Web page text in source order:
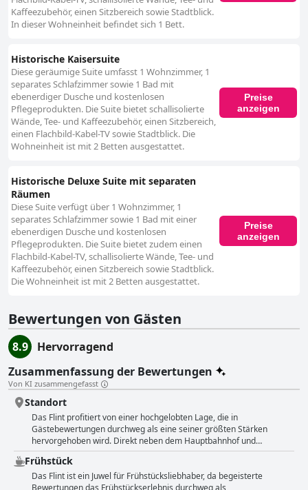
Kaffeezubehör, einen Sitzbereich sowie Stadtblick.
In dieser Wohneinheit befindet sich 1 Bett.
Historische Kaisersuite
Diese geräumige Suite umfasst 1 Wohnzimmer, 1
separates Schlafzimmer sowie 1 Bad mit
ebenerdiger Dusche und kostenlosen
Pflegeprodukten. Die Suite bietet schallisolierte
Wände, Tee- und Kaffeezubehör, einen Sitzbereich,
einen Flachbild-Kabel-TV sowie Stadtblick. Die
Wohneinheit ist mit 2 Betten ausgestattet.
Preise
anzeigen
Historische Deluxe Suite mit separaten
Räumen
Diese Suite verfügt über 1 Wohnzimmer, 1
separates Schlafzimmer sowie 1 Bad mit einer
ebenerdigen Dusche und kostenlosen
Pflegeprodukten. Die Suite bietet zudem einen
Flachbild-Kabel-TV, schallisolierte Wände, Tee- und
Kaffeezubehör, einen Sitzbereich sowie Stadtblick.
Die Wohneinheit ist mit 2 Betten ausgestattet.
Preise
anzeigen
Bewertungen von Gästen
8.9
Hervorragend
Zusammenfassung der Bewertungen
Von KI zusammengefasst
Standort
Das Flint profitiert von einer hochgelobten Lage, die in
Gästebewertungen durchweg als eine seiner größten Stärken
hervorgehoben wird. Direkt neben dem Hauptbahnhof und
Busbahnhof gelegen, ist die Lage des Hotels ideal für Reisende, die
auf öffentliche Verkehrsmittel angewiesen sind. Diese erstklassige
Lage bietet einen unglaublich bequemen Ausgangspunkt für
Ausflüge nach Bregenz, zum Bodensee und zu anderen
Frühstück
Das Flint ist ein Juwel für Frühstücksliebhaber, da begeisterte
Bewertungen das Frühstückserlebnis durchweg als